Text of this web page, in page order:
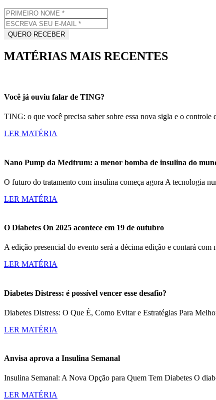
MATÉRIAS MAIS RECENTES
Você já ouviu falar de TING?
TING: o que você precisa saber sobre essa nova sigla e o
LER MATÉRIA
Nano Pump da Medtrum: a menor bomba de insulina do
O futuro do tratamento com insulina começa agora A tecnologia
LER MATÉRIA
O Diabetes On 2025 acontece em 19 de outubro
A edição presencial do evento será a décima edição e contará
LER MATÉRIA
Diabetes Distress: é possível vencer esse desafio?
Diabetes Distress: O Que É, Como Evitar e Estratégias Para
LER MATÉRIA
Anvisa aprova a Insulina Semanal
Insulina Semanal: A Nova Opção para Quem Tem Diabetes O
LER MATÉRIA